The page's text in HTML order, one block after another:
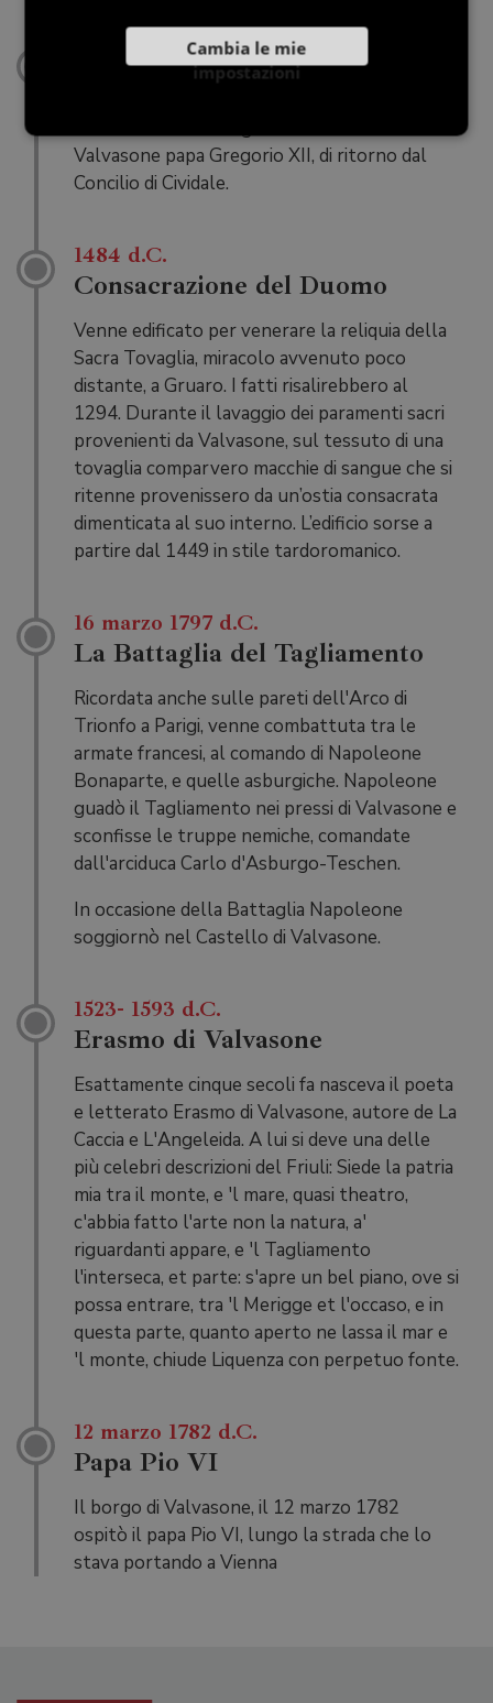
Papa Gregorio XII
Valvasone papa Gregorio XII, di ritorno dal
Concilio di Cividale.
1484 d.C.
Consacrazione del Duomo
Venne edificato per venerare la reliquia della
Sacra Tovaglia, miracolo avvenuto poco
distante, a Gruaro. I fatti risalirebbero al
1294. Durante il lavaggio dei paramenti sacri
provenienti da Valvasone, sul tessuto di una
tovaglia comparvero macchie di sangue che si
ritenne provenissero da un’ostia consacrata
dimenticata al suo interno. L’edificio sorse a
partire dal 1449 in stile tardo­romanico.
16 marzo 1797 d.C.
La Battaglia del Tagliamento
Ricordata anche sulle pareti dell'Arco di
Trionfo a Parigi, venne combattuta tra le
armate francesi, al comando di Napoleone
Bonaparte, e quelle asburgiche. Napoleone
guadò il Tagliamento nei pressi di Valvasone e
sconfisse le truppe nemiche, comandate
dall'arciduca Carlo d'Asburgo-Teschen.
In occasione della Battaglia Napoleone
soggiornò nel Castello di Valvasone.
1523- 1593 d.C.
Erasmo di Valvasone
Esattamente cinque secoli fa nasceva il poeta
e letterato Erasmo di Valvasone, autore de La
Caccia e L'Angeleida. A lui si deve una delle
più celebri descrizioni del Friuli: Siede la patria
mia tra il monte, e 'l mare, quasi theatro,
c'abbia fatto l'arte non la natura, a'
riguardanti appare, e 'l Tagliamento
l'interseca, et parte: s'apre un bel piano, ove si
possa entrare, tra 'l Merigge et l'occaso, e in
questa parte, quanto aperto ne lassa il mar e
'l monte, chiude Liquenza con perpetuo fonte.
12 marzo 1782 d.C.
Papa Pio VI
Il borgo di Valvasone, il 12 marzo 1782
ospitò il papa Pio VI, lungo la strada che lo
stava portando a Vienna
Cambia le mie
impostazioni